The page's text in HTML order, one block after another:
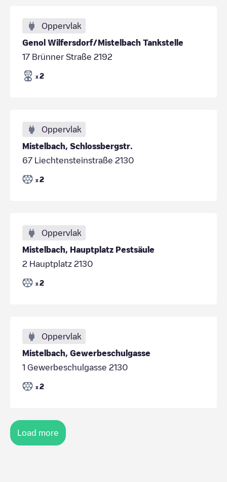
Oppervlak
Genol Wilfersdorf/Mistelbach Tankstelle
17 Brünner Straße 2192
x 2
Oppervlak
Mistelbach, Schlossbergstr.
67 Liechtensteinstraße 2130
x 2
Oppervlak
Mistelbach, Hauptplatz Pestsäule
2 Hauptplatz 2130
x 2
Oppervlak
Mistelbach, Gewerbeschulgasse
1 Gewerbeschulgasse 2130
x 2
Load more